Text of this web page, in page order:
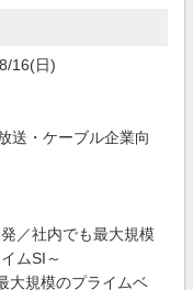
16(日)
送・ケーブル企業向
／社内でも最大規模
ムSI～
大規模のプライムベ